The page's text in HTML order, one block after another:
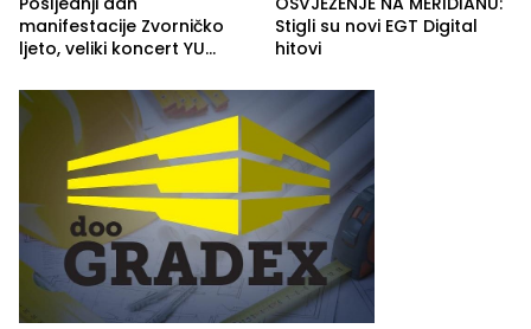
manifestacije Zvorničko
ljeto, veliki koncert YU
ove godine
Stigli su novi EGT Digital
hitovi